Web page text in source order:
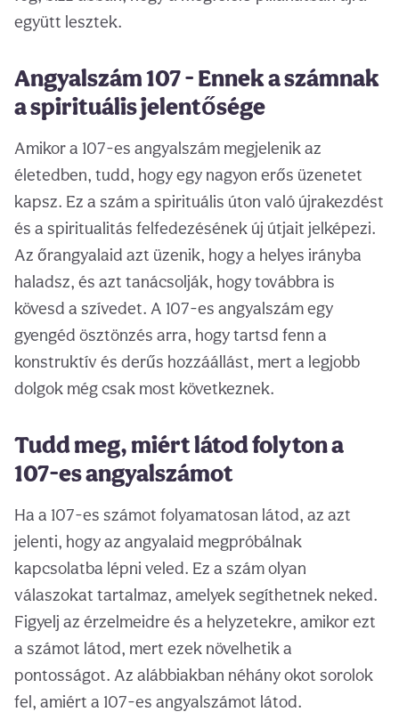
együtt lesztek.
Angyalszám 107 - Ennek a számnak
a spirituális jelentősége
Amikor a 107-es angyalszám megjelenik az
életedben, tudd, hogy egy nagyon erős üzenetet
kapsz. Ez a szám a spirituális úton való újrakezdést
és a spiritualitás felfedezésének új útjait jelképezi.
Az őrangyalaid azt üzenik, hogy a helyes irányba
haladsz, és azt tanácsolják, hogy továbbra is
kövesd a szívedet. A 107-es angyalszám egy
gyengéd ösztönzés arra, hogy tartsd fenn a
konstruktív és derűs hozzáállást, mert a legjobb
dolgok még csak most következnek.
Tudd meg, miért látod folyton a
107-es angyalszámot
Ha a 107-es számot folyamatosan látod, az azt
jelenti, hogy az angyalaid megpróbálnak
kapcsolatba lépni veled. Ez a szám olyan
válaszokat tartalmaz, amelyek segíthetnek neked.
Figyelj az érzelmeidre és a helyzetekre, amikor ezt
a számot látod, mert ezek növelhetik a
pontosságot. Az alábbiakban néhány okot sorolok
fel, amiért a 107-es angyalszámot látod.